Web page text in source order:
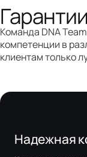
Команда DNA
компетенции в
клиентам только
Надежная